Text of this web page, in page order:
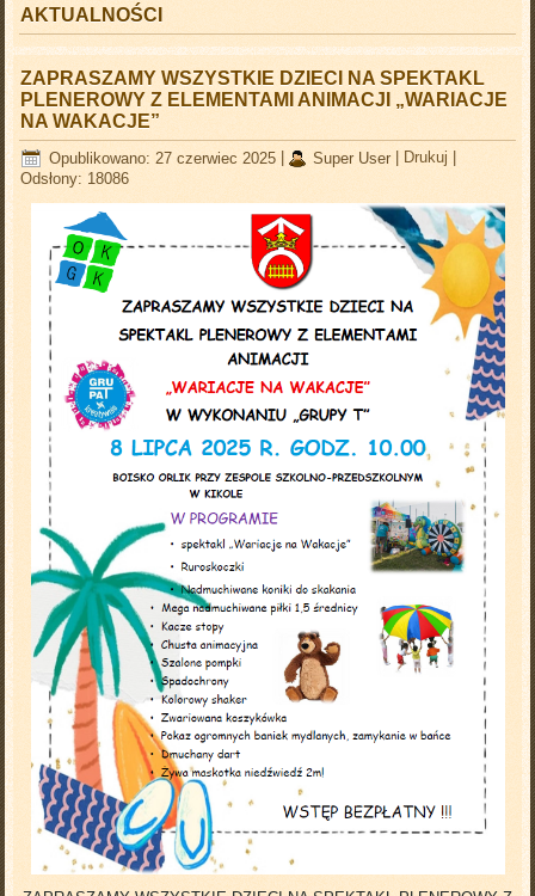
AKTUALNOŚCI
ZAPRASZAMY WSZYSTKIE DZIECI NA SPEKTAKL
PLENEROWY Z ELEMENTAMI ANIMACJI „WARIACJE
NA WAKACJE”
Opublikowano: 27 czerwiec 2025 Super User Drukuj
Odsłony: 18086